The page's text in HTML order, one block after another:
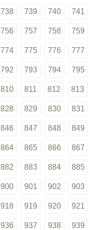
738 739 740 741
756 757 758 759
774 775 776 777
792 793 794 795
810 811 812 813
828 829 830 831
846 847 848 849
864 865 866 867
882 883 884 885
900 901 902 903
918 919 920 921
936 937 938 939